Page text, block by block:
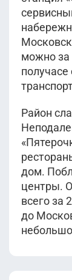
можно за
Район
дом.
центры.
всего за
до